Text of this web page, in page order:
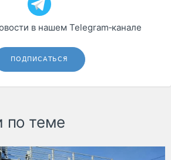
в нашем Telegram‑канале
ПОДПИСАТЬСЯ
по теме